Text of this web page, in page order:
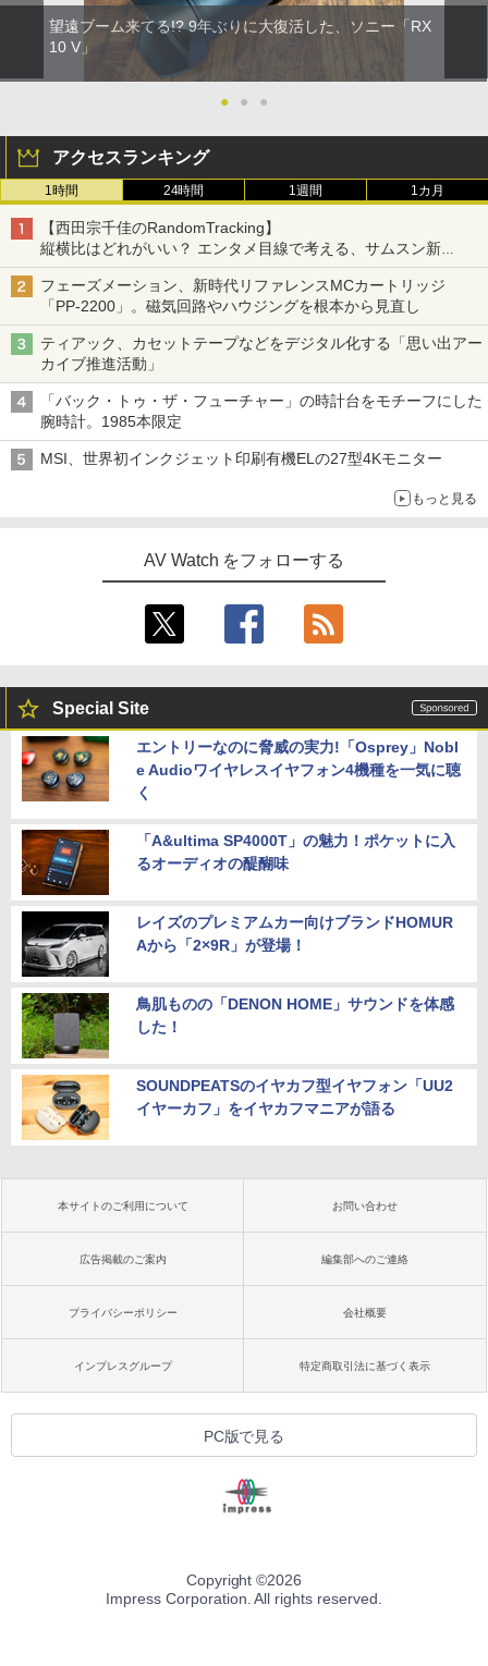
望遠ブーム来てる!? 9年ぶりに大復活した、ソニー「RX
10 V」
● ● ●
アクセスランキング
1時間 24時間 1週間 1カ月
【西田宗千佳のRandomTracking】
縦横比はどれがいい？ エンタメ目線で考える、サムスン新
「Galaxy Z Fold」
フェーズメーション、新時代リファレンスMCカートリッジ
「PP-2200」。磁気回路やハウジングを根本から見直し
ティアック、カセットテープなどをデジタル化する「思い出アー
カイブ推進活動」
「バック・トゥ・ザ・フューチャー」の時計台をモチーフにした
腕時計。1985本限定
MSI、世界初インクジェット印刷有機ELの27型4Kモニター
もっと見る
AV Watch をフォローする
Special Site
エントリーなのに脅威の実力!「Osprey」Nobl
e Audioワイヤレスイヤフォン4機種を一気に聴
く
「A&ultima SP4000T」の魅力！ポケットに入
るオーディオの醍醐味
レイズのプレミアムカー向けブランドHOMUR
Aから「2×9R」が登場！
鳥肌ものの「DENON HOME」サウンドを体感
した！
SOUNDPEATSのイヤカフ型イヤフォン「UU2
イヤーカフ」をイヤカフマニアが語る
本サイトのご利用について お問い合わせ
広告掲載のご案内 編集部へのご連絡
プライバシーポリシー 会社概要
インプレスグループ 特定商取引法に基づく表示
PC版で見る
Copyright ©2026
Impress Corporation. All rights reserved.